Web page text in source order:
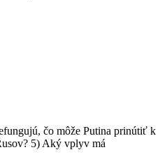
čo môže Putina prinútiť k
5) Aký vplyv má